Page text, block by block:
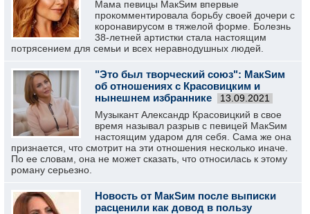
Мама певицы МакSим впервые
прокомментировала борьбу своей дочери с
коронавирусом в тяжелой форме. Болезнь
38-летней артистки стала настоящим
потрясением для семьи и всех неравнодушных людей.
"Это был творческий союз": МакSим
об отношениях с Красовицким и
нынешнем избраннике
13.09.2021
Музыкант Александр Красовицкий в свое
время называл разрыв с певицей МакSим
настоящим ударом для себя. Сама же она
признается, что смотрит на эти отношения несколько иначе.
По ее словам, она не может сказать, что относилась к этому
роману серьезно.
Новость от МакSим после выписки
расценили как довод в пользу